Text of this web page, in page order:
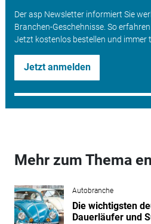
Der asp Newsletter informiert Sie
Branchen-Geschehnisse. So
Jetzt kostenlos bestellen und immer
Jetzt anmelden
Mehr zum Thema
Autobranche
Die wichtigsten
Dauerläufer und